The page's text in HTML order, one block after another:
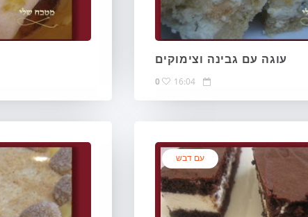
עוגה עם גבינה וצימוקים
16:04
0
עם דבש